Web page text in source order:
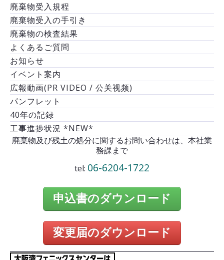
廃棄物受入規程
廃棄物受入の手引き
廃棄物の検査結果
よくあるご質問
お知らせ
イベント案内
広報動画(PR VIDEO / 公关视频)
パンフレット
40年の記録
工事進捗状況 *NEW*
廃棄物及び残土の処分に関するお問い合わせは、本社業
務課まで
tel: 06-6204-1722
申込書のダウンロード
変更届のダウンロード